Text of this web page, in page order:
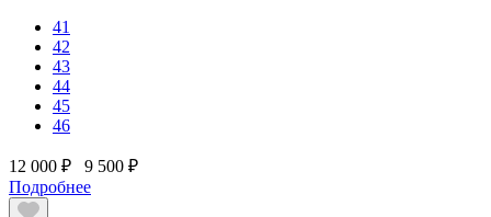
41
42
43
44
45
46
12 000 ₽
9 500 ₽
Подробнее